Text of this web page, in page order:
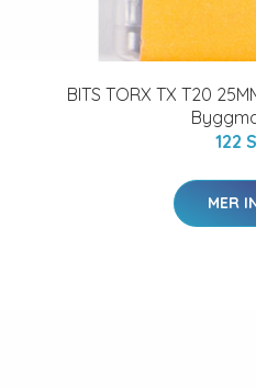
BITS TORX TX T20
122
MER